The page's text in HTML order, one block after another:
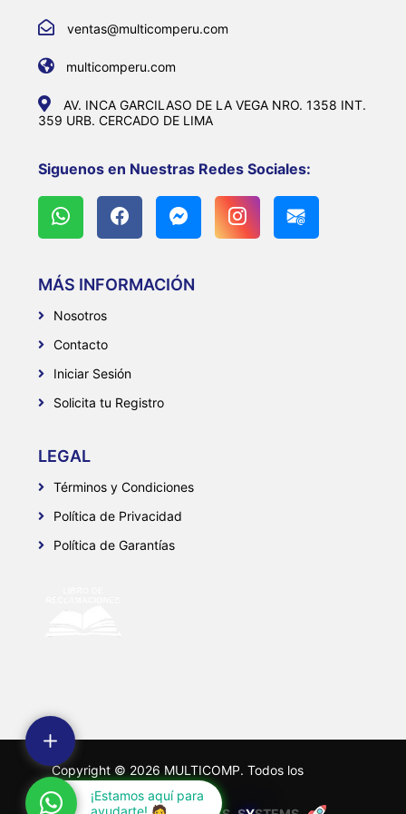
¡Estamos aquí para
ayudarte! 🧑
ventas@multicomperu.com
multicomperu.com
AV. INCA GARCILASO DE LA VEGA NRO. 1358 INT.
359 URB. CERCADO DE LIMA
Siguenos en Nuestras Redes Sociales:
MÁS INFORMACIÓN
Nosotros
Contacto
Iniciar Sesión
Solicita tu Registro
LEGAL
Términos y Condiciones
Política de Privacidad
Política de Garantías
Copyright © 2026 MULTICOMP. Todos los
derechos reservados.
Desarrollado por: